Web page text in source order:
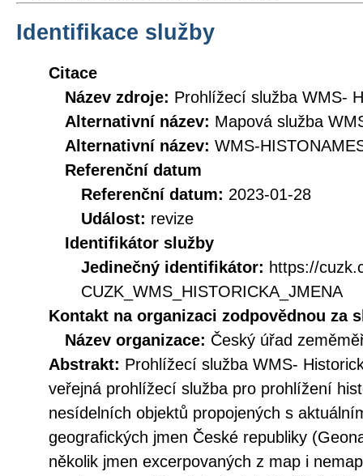
Identifikace služby
Citace
Název zdroje: Prohlížecí služba WMS-
Alternativní název: Mapová služba
Alternativní název: WMS-
Referenční datum
Referenční datum: 2023-01-28
Událost: revize
Identifikátor služby
Jedinečný identifikátor: https://
CUZK_WMS_HISTORICKA_JMENA
Kontakt na organizaci zodpovědnou za
Název organizace: Český úřad
Abstrakt: Prohlížecí služba WMS-
veřejná prohlížecí služba pro prohlížení
nesídelních objektů propojených s
geografických jmen České republiky
několik jmen excerpovaných z map i